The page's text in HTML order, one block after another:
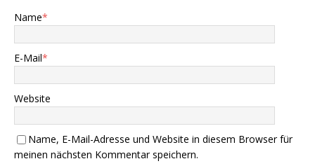
Name*
E-Mail*
Website
Name, E-Mail-Adresse und Website in diesem Browser für
meinen nächsten Kommentar speichern.